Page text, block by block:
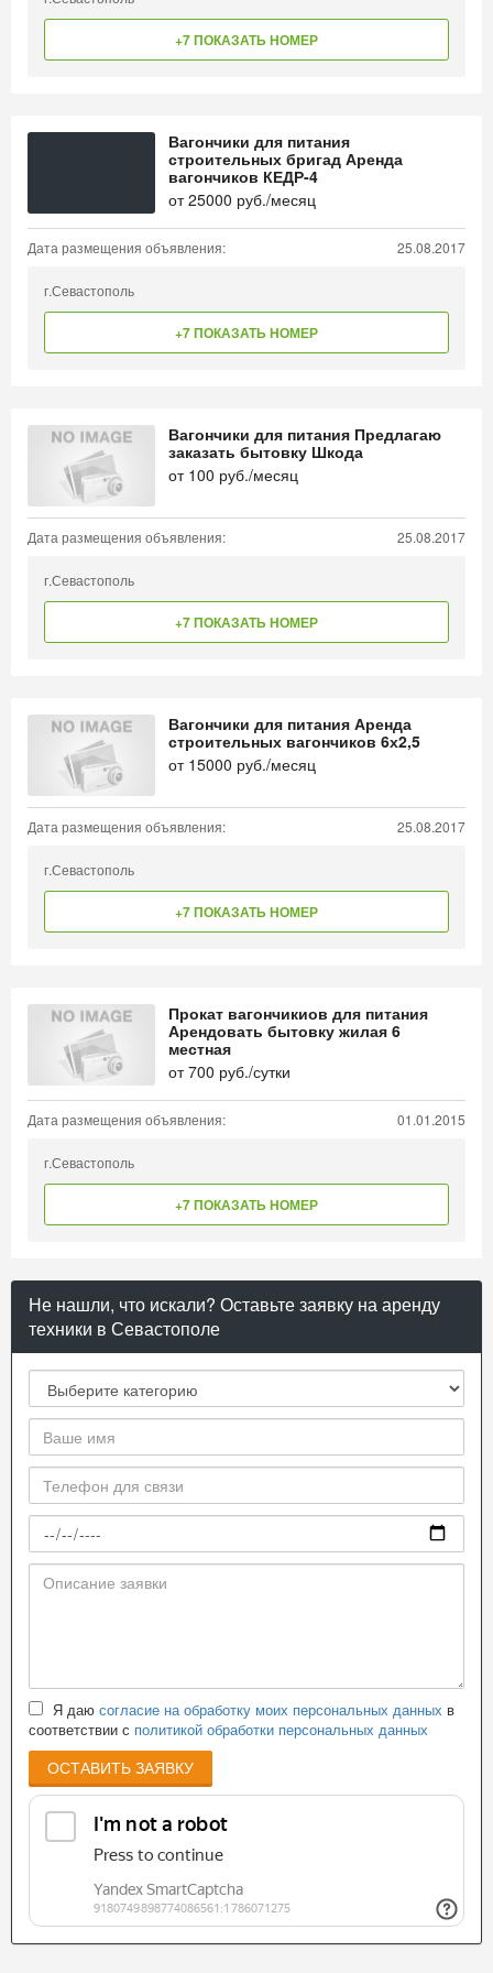
+7 ПОКАЗАТЬ НОМЕР
Вагончики для питания
строительных бригад Аренда
вагончиков КЕДР-4
от25000 руб./месяц
Дата размещения объявления: 25.08.2017
г.Севастополь
+7 ПОКАЗАТЬ НОМЕР
Вагончики для питания Предлагаю
заказать бытовку Шкода
от 100 руб./месяц
Дата размещения объявления: 25.08.2017
г.Севастополь
+7 ПОКАЗАТЬ НОМЕР
Вагончики для питания Аренда
строительных вагончиков 6х2,5
от 15000 руб./месяц
Дата размещения объявления: 25.08.2017
г.Севастополь
+7 ПОКАЗАТЬ НОМЕР
Прокат вагончикиов для питания
Арендовать бытовку жилая 6
местная
от700 руб./сутки
Дата размещения объявления: 01.01.2015
г.Севастополь
+7 ПОКАЗАТЬ НОМЕР
Не нашли, что искали? Оставьте заявку на аренду
техники в Севастополе
Я даю согласие на обработку моих персональных данных в
соответствии с политикой обработки персональных данных
ОСТАВИТЬ ЗАЯВКУ